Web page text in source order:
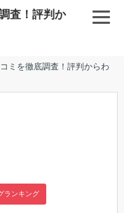
査！評判か
ミを徹底調査！評判からわ